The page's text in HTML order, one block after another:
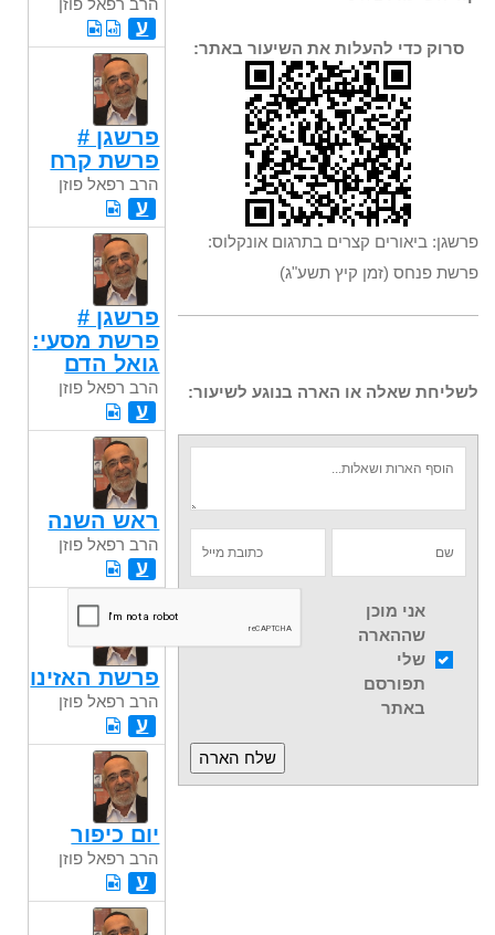
סרוק כדי להעלות את השיעור באתר:
פרשגן: ביאורים קצרים בתרגום אונקלוס:
פרשת פנחס (זמן קיץ תשע"ג)
לשליחת שאלה או הארה בנוגע לשיעור:
אני מוכן
שההארה
שלי
תפורסם
באתר
הרב רפאל פוזן
ע
פרשגן #
פרשת קרח
הרב רפאל פוזן
ע
פרשגן #
פרשת מסעי:
גואל הדם
הרב רפאל פוזן
ע
ראש השנה
הרב רפאל פוזן
ע
פרשת האזינו
הרב רפאל פוזן
ע
יום כיפור
הרב רפאל פוזן
ע